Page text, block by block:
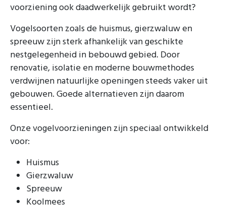
voorziening ook daadwerkelijk gebruikt wordt?
Vogelsoorten zoals de huismus, gierzwaluw en
spreeuw zijn sterk afhankelijk van geschikte
nestgelegenheid in bebouwd gebied. Door
renovatie, isolatie en moderne bouwmethodes
verdwijnen natuurlijke openingen steeds vaker uit
gebouwen. Goede alternatieven zijn daarom
essentieel.
Onze vogelvoorzieningen zijn speciaal ontwikkeld
voor:
Huismus
Gierzwaluw
Spreeuw